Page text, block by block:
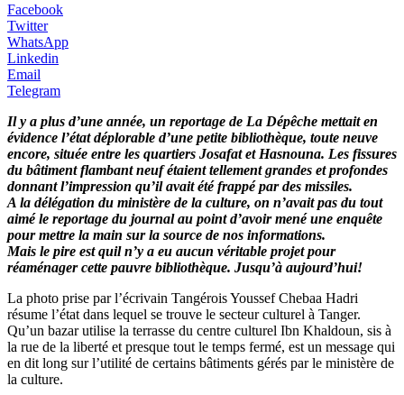
Facebook
Twitter
WhatsApp
Linkedin
Email
Telegram
Il y a plus d’une année, un reportage de La Dépêche mettait en
évidence l’état déplorable d’une petite bibliothèque, toute neuve
encore, située entre les quartiers Josafat et Hasnouna. Les fissures
du bâtiment flambant neuf étaient tellement grandes et profondes
donnant l’impression qu’il avait été frappé par des missiles.
A la délégation du ministère de la culture, on n’avait pas du tout
aimé le reportage du journal au point d’avoir mené une enquête
pour mettre la main sur la source de nos informations.
Mais le pire est quil n’y a eu aucun véritable projet pour
réaménager cette pauvre bibliothèque. Jusqu’à aujourd’hui!
La photo prise par l’écrivain Tangérois Youssef Chebaa Hadri
résume l’état dans lequel se trouve le secteur culturel à Tanger.
Qu’un bazar utilise la terrasse du centre culturel Ibn Khaldoun, sis à
la rue de la liberté et presque tout le temps fermé, est un message qui
en dit long sur l’utilité de certains bâtiments gérés par le ministère de
la culture.